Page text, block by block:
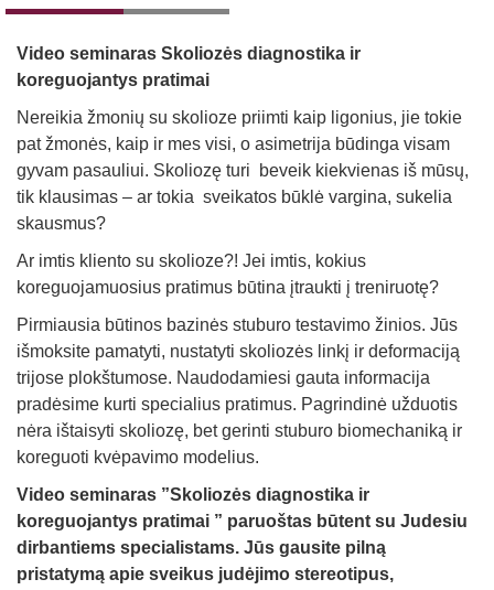
Video seminaras Skoliozės diagnostika ir
koreguojantys pratimai
Nereikia žmonių su skolioze priimti kaip ligonius, jie tokie
pat žmonės, kaip ir mes visi, o asimetrija būdinga visam
gyvam pasauliui. Skoliozę turi beveik kiekvienas iš mūsų,
tik klausimas – ar tokia sveikatos būklė vargina, sukelia
skausmus?
Ar imtis kliento su skolioze?! Jei imtis, kokius
koreguojamuosius pratimus būtina įtraukti į treniruotę?
Pirmiausia būtinos bazinės stuburo testavimo žinios. Jūs
išmoksite pamatyti, nustatyti skoliozės linkį ir deformaciją
trijose plokštumose. Naudodamiesi gauta informacija
pradėsime kurti specialius pratimus. Pagrindinė užduotis
nėra ištaisyti skoliozę, bet gerinti stuburo biomechaniką ir
koreguoti kvėpavimo modelius.
Video seminaras ”Skoliozės diagnostika ir
koreguojantys pratimai ” paruoštas būtent su Judesiu
dirbantiems specialistams. Jūs gausite pilną
pristatymą apie sveikus judėjimo stereotipus,